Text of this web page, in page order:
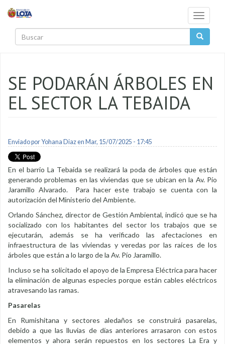
Toggle
SE PODARÁN ÁRBOLES EN
EL SECTOR LA TEBAIDA
Enviado porYohana Diazen Mar, 15/07/2025 - 17:45
En el barrio La Tebaida se realizará la poda de árboles que están
generando problemas en las viviendas que se ubican en la Av. Pío
Jaramillo Alvarado. Para hacer este trabajo se cuenta con la
autorización del Ministerio del Ambiente.
Orlando Sánchez, director de Gestión Ambiental, indicó que se ha
socializado con los habitantes del sector los trabajos que se
ejecutarán, además se ha verificado las afectaciones en
infraestructura de las viviendas y veredas por las raíces de los
árboles que están a lo largo de la Av. Pío Jaramillo.
Incluso se ha solicitado el apoyo de la Empresa Eléctrica para hacer
la eliminación de algunas especies porque están cables eléctricos
atravesando las ramas.
Pasarelas
En Rumishitana y sectores aledaños se construirá pasarelas,
debido a que las lluvias de días anteriores arrasaron con estos
elementos y ahora serán repuestos en los sectores La Era y